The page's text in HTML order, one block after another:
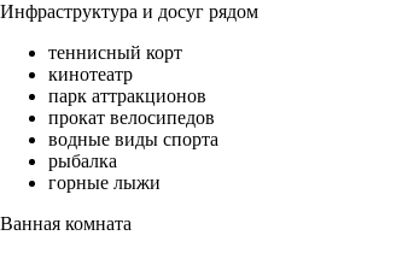
Инфраструктура и досуг рядом
теннисный корт
кинотеатр
парк аттракционов
прокат велосипедов
водные виды спорта
рыбалка
горные лыжи
Ванная комната